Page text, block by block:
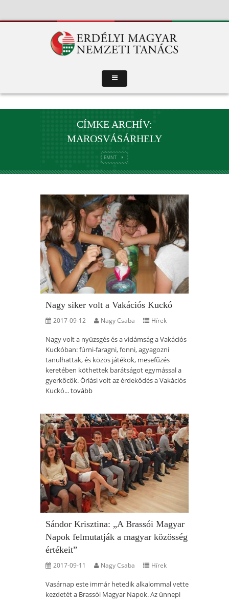
CÍMKE ARCHÍV:
MAROSVÁSÁRHELY
EMNT
Nagy siker volt a Vakációs Kuckó
2017-09-12 Nagy Csaba Hírek
Nagy volt a nyüzsgés és a vidámság a Vakációs
Kuckóban: fúrni-faragni, fonni, agyagozni
tanulhattak, és közös játékok, mesefűzés
keretében köthettek barátságot egymással a
gyerkőcök. Óriási volt az érdekődés a Vakációs
Kuckó...tovább
Sándor Krisztina: „A Brassói Magyar
Napok felmutatják a magyar közösség
értékeit”
2017-09-11 Nagy Csaba Hírek
Vasárnap este immár hetedik alkalommal vette
kezdetét a Brassói Magyar Napok. Az ünnepi